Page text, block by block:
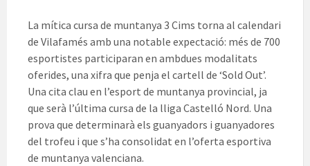
La mítica cursa de muntanya 3 Cims torna al calendari
de Vilafamés amb una notable expectació: més de 700
esportistes participaran en ambdues modalitats
oferides, una xifra que penja el cartell de ‘Sold Out’.
Una cita clau en l’esport de muntanya provincial, ja
que serà l’última cursa de la lliga Castelló Nord. Una
prova que determinarà els guanyadors i guanyadores
del trofeu i que s’ha consolidat en l’oferta esportiva
de muntanya valenciana.